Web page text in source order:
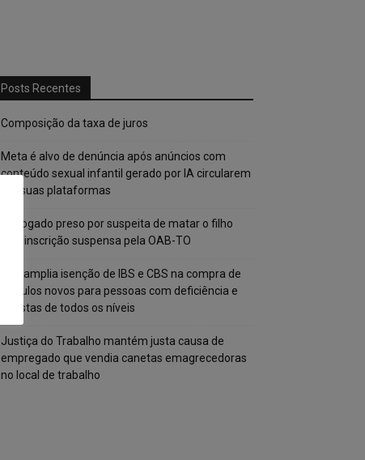
Posts Recentes
Composição da taxa de juros
Meta é alvo de denúncia após anúncios com
conteúdo sexual infantil gerado por IA circularem
em suas plataformas
Advogado preso por suspeita de matar o filho
tem inscrição suspensa pela OAB-TO
STF amplia isenção de IBS e CBS na compra de
veículos novos para pessoas com deficiência e
autistas de todos os níveis
Justiça do Trabalho mantém justa causa de
empregado que vendia canetas emagrecedoras
no local de trabalho